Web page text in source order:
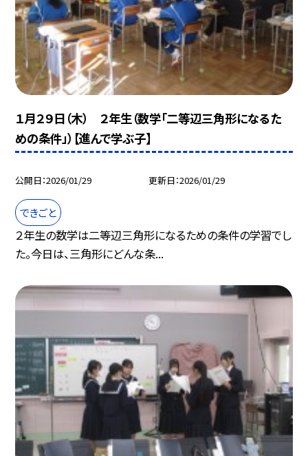
１月２９日（木） ２年生（数学「二等辺三角形になるた
めの条件」）【進んで学ぶ子】
公開日 2026/01/29 更新日 2026/01/29
できごと
２年生の数学は二等辺三角形になるための条件の学習でし
た。今日は、三角形にどんな条...